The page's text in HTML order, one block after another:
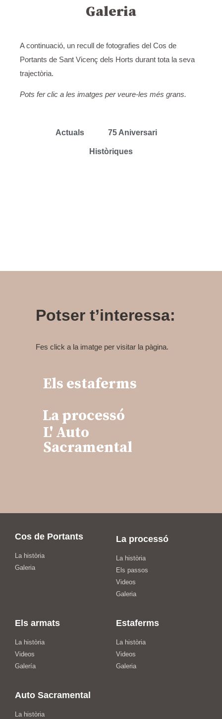
Galeria
A continuació, un recull de fotografies del Cos de
Portants de Sant Vicenç dels Horts durant tota la seva
trajectòria.
Pots fer clic a les imatges per veure-les més grans.
Actuals 75 Aniversari
Històriques
Potser t’interessa:
Fes click a la imatge per visitar la pàgina.
Els estaferms
La processó
L' Auto
Sacramental
Cos de Portants
La història
Galeria
La processó
La història
Els passos
Videos
Galeria
Els armats
La història
Videos
Galería
Estaferms
La història
Videos
Galeria
Auto Sacramental
La història